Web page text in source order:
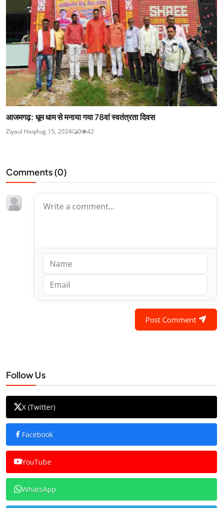
आजमगढ़: धूम धाम से मनाया गया 78वां स्वतंत्रता दिवस
Ziyaul HaqAug 15, 2024 0 42
Comments (0)
Post Comment
Follow Us
X (Twitter)
Facebook
YouTube
WhatsApp